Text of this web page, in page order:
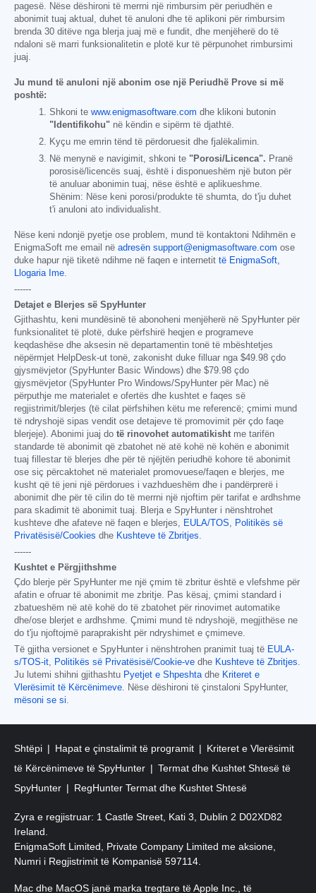
pagesë. Nëse dëshironi të merrni një rimbursim për periudhën e
abonimit tuaj aktual, duhet të anuloni dhe të aplikoni për rimbursim
brenda 30 ditëve nga blerja juaj më e fundit, dhe menjëherë do të
ndaloni së marri funksionalitetin e plotë kur të përpunohet rimbursimi
juaj.
Ju mund të anuloni një abonim ose një Periudhë Prove si më
poshtë:
Shkoni te www.enigmasoftware.com dhe klikoni butonin
"Identifikohu" në këndin e sipërm të djathtë.
Kyçu me emrin tënd të përdoruesit dhe fjalëkalimin.
Në menynë e navigimit, shkoni te "Porosi/Licenca". Pranë
porosisë/licencës suaj, është i disponueshëm një buton për
të anuluar abonimin tuaj, nëse është e aplikueshme.
Shënim: Nëse keni porosi/produkte të shumta, do t'ju duhet
t'i anuloni ato individualisht.
Nëse keni ndonjë pyetje ose problem, mund të kontaktoni Ndihmën e
EnigmaSoft me email në adresën support@enigmasoftware.com ose
duke hapur një tiketë ndihme në faqen e internetit të EnigmaSoft,
Llogaria Ime.
------
Detajet e Blerjes së SpyHunter
Gjithashtu, keni mundësinë të abonoheni menjëherë në SpyHunter për
funksionalitet të plotë, duke përfshirë heqjen e programeve
keqdashëse dhe aksesin në departamentin tonë të mbështetjes
nëpërmjet HelpDesk-ut tonë, zakonisht duke filluar nga $49.98 çdo
gjysmëvjetor (SpyHunter Basic Windows) dhe $79.98 çdo
gjysmëvjetor (SpyHunter Pro Windows/SpyHunter për Mac) në
përputhje me materialet e ofertës dhe kushtet e faqes së
regjistrimit/blerjes (të cilat përfshihen këtu me referencë; çmimi mund
të ndryshojë sipas vendit ose detajeve të promovimit për çdo faqe
blerjeje). Abonimi juaj do të rinovohet automatikisht me tarifën
standarde të abonimit që zbatohet në atë kohë në kohën e abonimit
tuaj fillestar të blerjes dhe për të njëjtën periudhë kohore të abonimit
ose siç përcaktohet në materialet promovuese/faqen e blerjes, me
kusht që të jeni një përdorues i vazhdueshëm dhe i pandërprerë i
abonimit dhe për të cilin do të merrni një njoftim për tarifat e ardhshme
para skadimit të abonimit tuaj. Blerja e SpyHunter i nënshtrohet
kushteve dhe afateve në faqen e blerjes, EULA/TOS, Politikës së
Privatësisë/Cookies dhe Kushteve të Zbritjes.
------
Kushtet e Përgjithshme
Çdo blerje për SpyHunter me një çmim të zbritur është e vlefshme për
afatin e ofruar të abonimit me zbritje. Pas kësaj, çmimi standard i
zbatueshëm në atë kohë do të zbatohet për rinovimet automatike
dhe/ose blerjet e ardhshme. Çmimi mund të ndryshojë, megjithëse ne
do t'ju njoftojmë paraprakisht për ndryshimet e çmimeve.
Të gjitha versionet e SpyHunter i nënshtrohen pranimit tuaj të EULA-
s/TOS-it, Politikës së Privatësisë/Cookie-ve dhe Kushteve të Zbritjes.
Ju lutemi shihni gjithashtu Pyetjet e Shpeshtadhe Kriteret e
Vlerësimit të Kërcënimeve. Nëse dëshironi të çinstaloni SpyHunter,
mësoni se si.
Shtëpi Hapat e çinstalimit të programit
Kriteret e Vlerësimit
të Kërcënimeve të SpyHunter
Termat dhe Kushtet Shtesë të
SpyHunter
RegHunter Termat dhe Kushtet Shtesë
Zyra e regjistruar: 1 Castle Street, Kati 3, Dublin 2 D02XD82
Ireland.
EnigmaSoft Limited, Private Company Limited me aksione,
Numri i Regjistrimit të Kompanisë 597114.
Mac dhe MacOS janë marka tregtare të Apple Inc., të